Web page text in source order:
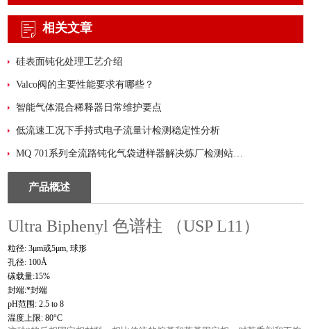
相关文章
硅表面钝化处理工艺介绍
Valco阀的主要性能要求有哪些？
智能气体混合稀释器日常维护要点
低流速工况下手持式电子流量计检测稳定性分析
MQ 701系列全流路钝化气袋进样器解决炼厂检测站的“准度+合规”难题
产品概述
Ultra Biphenyl 色谱柱 （USP L11）
粒径: 3μm或5μm,球形
孔径: 100Å
碳载量:15%
封端:*封端
pH范围 : 2.5 to 8
温度上限: 80°C